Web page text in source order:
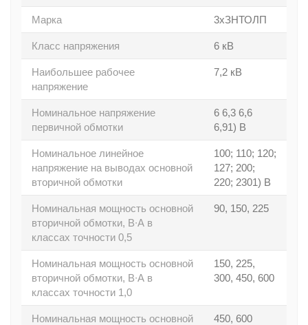
Марка 3хЗНТОЛП
Класс напряжения 6 кВ
Наибольшее рабочее
напряжение
7,2 кВ
Номинальное напряжение
первичной обмотки
6 6,3 6,6
6,91) В
Номинальное линейное
напряжение на выводах основной
вторичной обмотки
100; 110; 120;
127; 200;
220; 2301) В
Номинальная мощность основной
вторичной обмотки, В∙А в
классах точности 0,5
90, 150, 225
Номинальная мощность основной
вторичной обмотки, В∙А в
классах точности 1,0
150, 225,
300, 450, 600
Номинальная мощность основной 450, 600